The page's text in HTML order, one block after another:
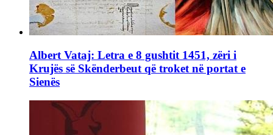
Albert Vataj: Letra e 8 gushtit 1451, zëri i
Krujës së Skënderbeut që troket në portat e
Sienës